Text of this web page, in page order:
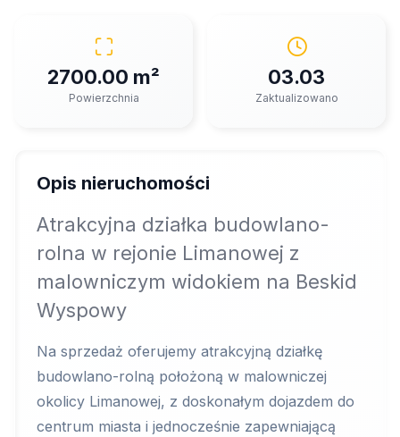
2700.00 m²
Powierzchnia
03.03
Zaktualizowano
Opis nieruchomości
Atrakcyjna działka budowlano-
rolna w rejonie Limanowej z
malowniczym widokiem na Beskid
Wyspowy
Na sprzedaż oferujemy atrakcyjną działkę
budowlano-rolną położoną w malowniczej
okolicy Limanowej, z doskonałym dojazdem do
centrum miasta i jednocześnie zapewniającą